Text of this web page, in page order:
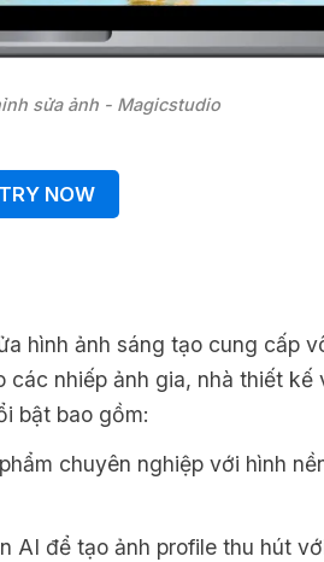
sửa ảnh - Magicstudio
TRY NOW
hình ảnh sáng tạo cung cấp
nhiếp ảnh gia, nhà thiết kế
bật bao gồm:
chuyên nghiệp với hình
AI để tạo ảnh profile thu hút